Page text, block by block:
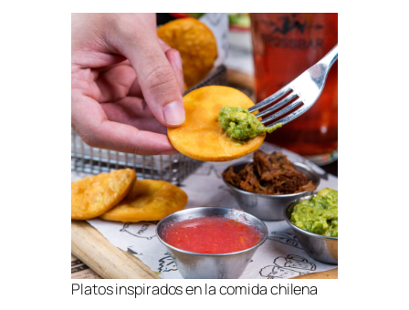
Platos inspirados en la comida chilena